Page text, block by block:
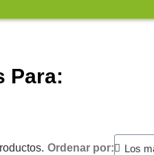
Para:
Ordenar por: